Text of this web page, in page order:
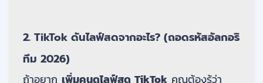
2. TikTok ดันไลฟ์สดจากอะไร? (ถอดรหัสอัลกอริ
ทึม 2026)
ถ้าอยาก เพิ่มคนดูไลฟ์สด TikTok คุณต้องรู้ว่า